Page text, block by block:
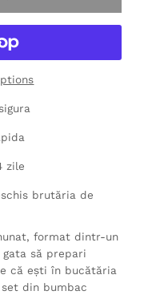
zile
brutăria de
format dintr-un
să prepari
că ești în bucătăria
din bumbac